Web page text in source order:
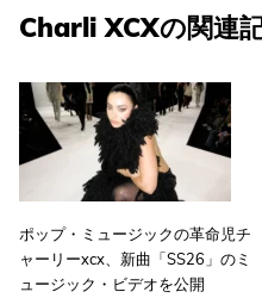
Charli XCXの関連
ポップ・ミュージックの革命児チ
ャーリーxcx、新曲「SS26」のミ
ュージック・ビデオを公開